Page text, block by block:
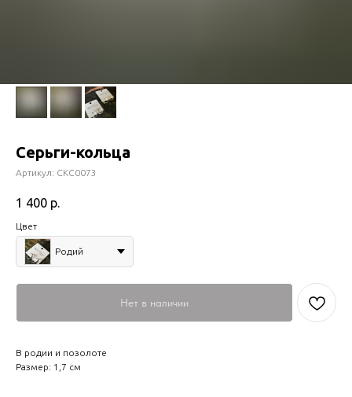
Серьги-кольца
Артикул: СКС0073
1 400 р.
Цвет
Родий
Нет в наличии
В родии и позолоте
Размер: 1,7 см